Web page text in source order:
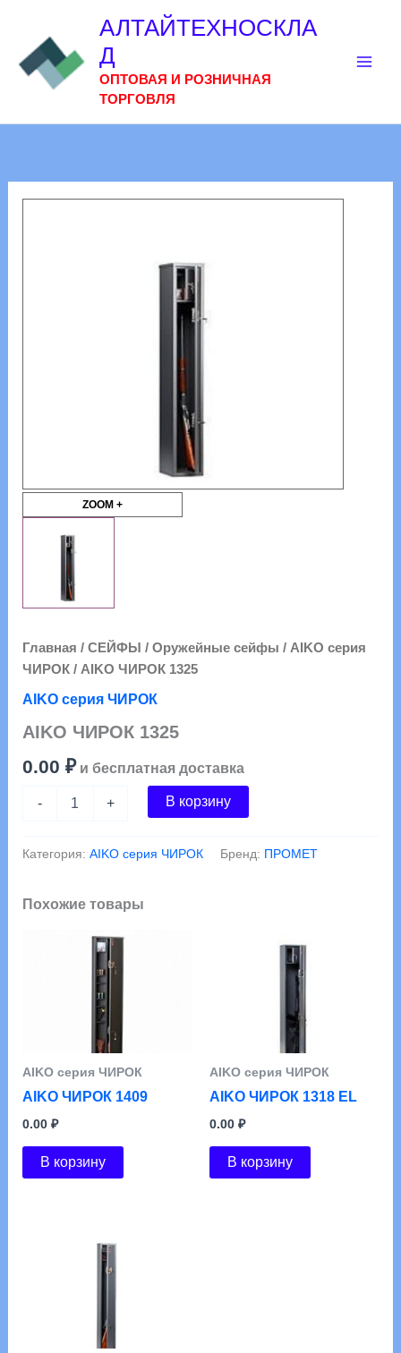
содержимому
АЛТАЙТЕХНОСКЛА
Д
ОПТОВАЯ И РОЗНИЧНАЯ
ТОРГОВЛЯ
ZOOM +
Главная / СЕЙФЫ / Оружейные сейфы / АIKO серия
ЧИРОК/ AIKO ЧИРОК 1325
АIKO серия ЧИРОК
AIKO ЧИРОК 1325
0.00 ₽ и бесплатная доставка
-
Количество
ЧИРОК
+ В корзину
Категория: АIKO серия ЧИРОК Бренд: ПРОМЕТ
Похожие товары
АIKO серия ЧИРОК
AIKO ЧИРОК 1409
0.00 ₽
В корзину
АIKO серия ЧИРОК
AIKO ЧИРОК 1318 EL
0.00 ₽
В корзину